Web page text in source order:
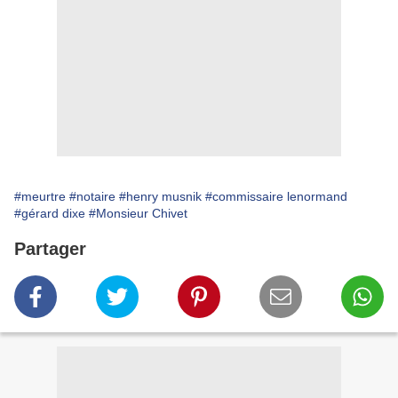
#meurtre #notaire #henry musnik #commissaire lenormand
#gérard dixe #Monsieur Chivet
Partager